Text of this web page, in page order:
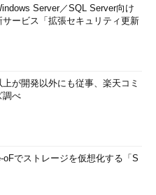
Server／SQL Server向け
サービス「拡張セキュリティ更新
上が開発以外にも従事、楽天コミ
調べ
oFでストレージを仮想化する「S